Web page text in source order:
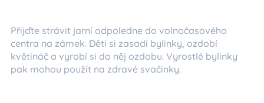
Přijďte strávit jarní odpoledne do volnočasového
centra na zámek. Děti si zasadí bylinky, ozdobí
květináč a vyrobí si do něj ozdobu. Vyrostlé bylinky
pak mohou použít na zdravé svačinky.